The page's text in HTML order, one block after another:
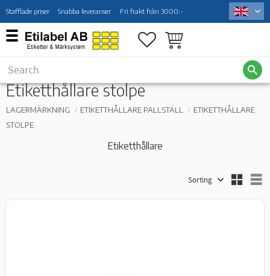
Menu
Stafflade priser Snabba leveranser Fri frakt från 3000:-
Favorites
Basket
Etiketthållare stolpe
LAGERMÄRKNING ETIKETTHÅLLARE PALLSTÄLL
ETIKETTHÅLLARE
STOLPE
Etiketthållare